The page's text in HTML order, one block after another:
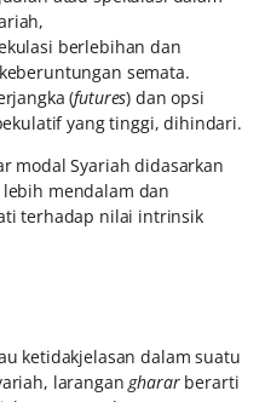
berlebihan dan
semata.
(futures) dan opsi
yang tinggi, dihindari.
modal Syariah didasarkan
mendalam dan
terhadap nilai intrinsik
ketidakjelasan dalam suatu
larangan ghararberarti